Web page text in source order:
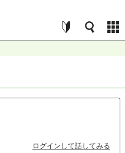
ログインして話してみる